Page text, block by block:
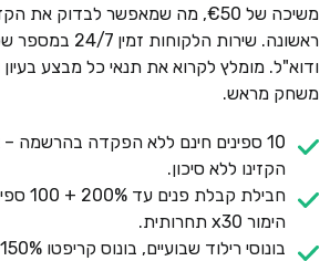
משיכה של €50, מה שמאפשר לבדוק
ראשונה. שירות
ודוא"ל. מומלץ לקרוא את תנאי כל מבצע
משחק מראש.
10 ספינים חינם ללא הפקדה בהרשמה
הקזינו ללא סיכון.
חבילת
הימור x30 תחרותית.